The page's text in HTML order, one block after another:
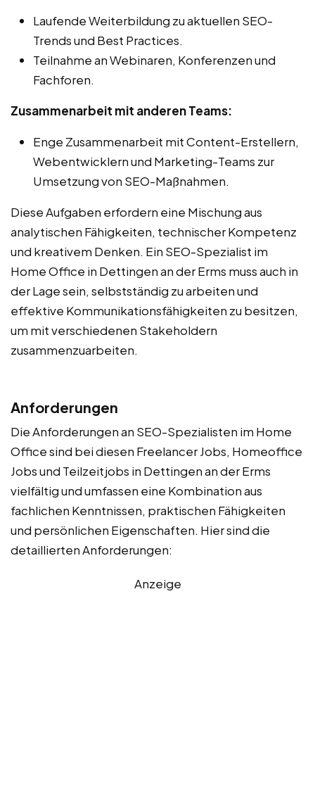
Laufende Weiterbildung zu aktuellen SEO-
Trends und Best Practices.
Teilnahme an Webinaren, Konferenzen und
Fachforen.
Zusammenarbeit mit anderen Teams:
Enge Zusammenarbeit mit Content-Erstellern,
Webentwicklern und Marketing-Teams zur
Umsetzung von SEO-Maßnahmen.
Diese Aufgaben erfordern eine Mischung aus
analytischen Fähigkeiten, technischer Kompetenz
und kreativem Denken. Ein SEO-Spezialist im
Home Office in Dettingen an der Erms muss auch in
der Lage sein, selbstständig zu arbeiten und
effektive Kommunikationsfähigkeiten zu besitzen,
um mit verschiedenen Stakeholdern
zusammenzuarbeiten.
Anforderungen
Die Anforderungen an SEO-Spezialisten im Home
Office sind bei diesen Freelancer Jobs, Homeoffice
Jobs und Teilzeitjobs in Dettingen an der Erms
vielfältig und umfassen eine Kombination aus
fachlichen Kenntnissen, praktischen Fähigkeiten
und persönlichen Eigenschaften. Hier sind die
detaillierten Anforderungen:
Anzeige